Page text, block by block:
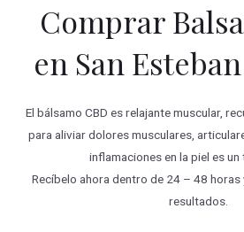
Comprar
en San
El bálsamo CBD es relajante muscular,
para aliviar dolores musculares,
inflamaciones en la piel es un
Recíbelo ahora dentro de 24 – 48 horas
resultados.